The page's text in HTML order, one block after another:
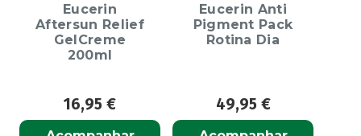
Eucerin
Aftersun Relief
GelCreme
200ml
16,95 €
Eucerin Anti
Pigment Pack
Rotina Dia
49,95 €